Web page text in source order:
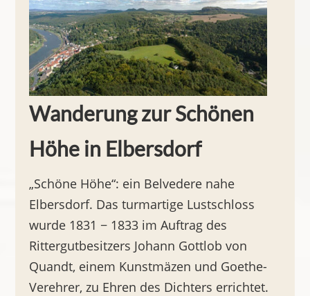
Wanderung zur Schönen
Höhe in Elbersdorf
„Schöne Höhe“: ein Belvedere nahe
Elbersdorf. Das turmartige Lustschloss
wurde 1831 − 1833 im Auftrag des
Rittergutbesitzers Johann Gottlob von
Quandt, einem Kunstmäzen und Goethe-
Verehrer, zu Ehren des Dichters errichtet.